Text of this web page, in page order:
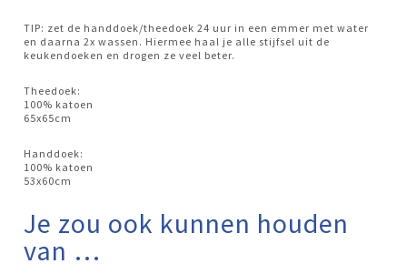
TIP: zet de handdoek/theedoek 24 uur in een emmer met water
en daarna 2x wassen. Hiermee haal je alle stijfsel uit de
keukendoeken en drogen ze veel beter.
Theedoek:
100% katoen
65x65cm
Handdoek:
100% katoen
53x60cm
Je zou ook kunnen houden
van …